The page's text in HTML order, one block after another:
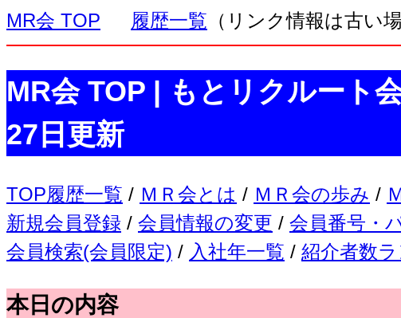
MR会 TOP 履歴一覧 （リンク情報は古い
MR会 TOP | もとリクルート
27日更新
TOP履歴一覧 / ＭＲ会とは / ＭＲ会の歩み /
新規会員登録 / 会員情報の変更 / 会員番号・
会員検索(会員限定) / 入社年一覧 / 紹介者数
本日の内容